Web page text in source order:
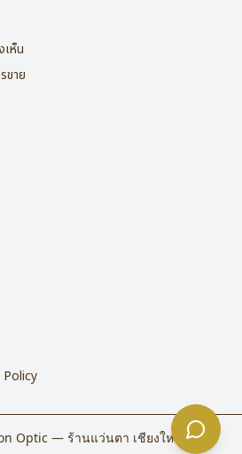
เห็น
ขาย
Optic — ร้านแว่นตา เชียงใหม่